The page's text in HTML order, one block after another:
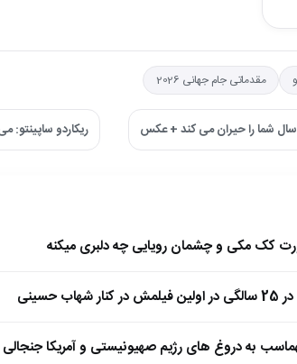
مقدماتی جام جهانی 2026
ریکاردو ساپینتو:
کک مکی و چشمان رویایی چه دلبری میکنه
به دروغ های رژیم صهیونیستی و آمریکا